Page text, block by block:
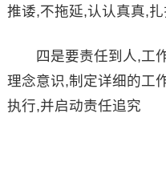
推诿,不拖延,认认真真,
四是要责任到人,工作
理念意识,制定详细的工
执行,并启动责任追究